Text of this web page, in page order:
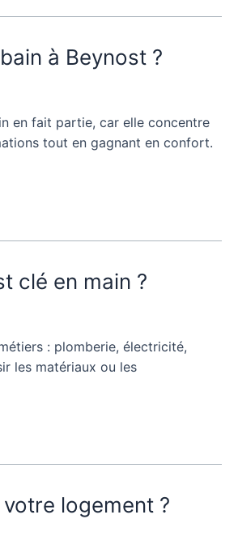
à Beynost ?
en fait partie, car elle concentre
tout en gagnant en confort.
clé en main ?
: plomberie, électricité,
les matériaux ou les
logement ?